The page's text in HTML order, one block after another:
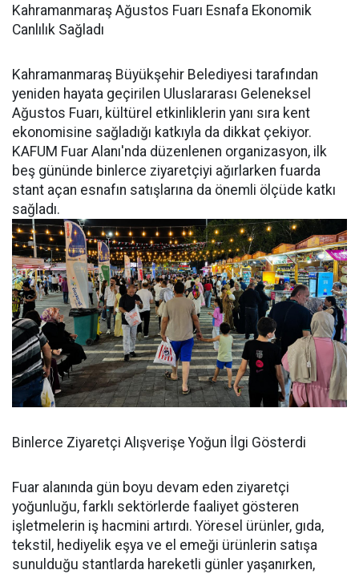
Kahramanmaraş Ağustos Fuarı Esnafa Ekonomik
Canlılık Sağladı
Kahramanmaraş Büyükşehir Belediyesi tarafından
yeniden hayata geçirilen Uluslararası Geleneksel
Ağustos Fuarı, kültürel etkinliklerin yanı sıra kent
ekonomisine sağladığı katkıyla da dikkat çekiyor.
KAFUM Fuar Alanı'nda düzenlenen organizasyon, ilk
beş gününde binlerce ziyaretçiyi ağırlarken fuarda
stant açan esnafın satışlarına da önemli ölçüde katkı
sağladı.
Binlerce Ziyaretçi Alışverişe Yoğun İlgi Gösterdi
Fuar alanında gün boyu devam eden ziyaretçi
yoğunluğu, farklı sektörlerde faaliyet gösteren
işletmelerin iş hacmini artırdı. Yöresel ürünler, gıda,
tekstil, hediyelik eşya ve el emeği ürünlerin satışa
sunulduğu stantlarda hareketli günler yaşanırken,